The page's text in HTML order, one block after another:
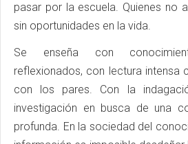
pasar por la escuela. Quienes no
sin oportunidades en la vida.
Se enseña con
reflexionados, con lectura intensa
con los pares. Con la
investigación en busca de una
profunda. En la sociedad del